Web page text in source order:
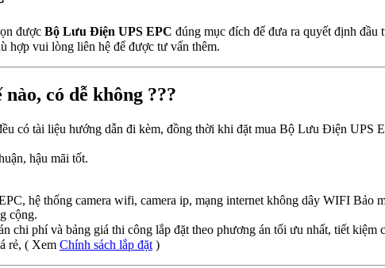
được Bộ Lưu Điện UPS EPC đúng mục đích để đưa ra quyết định đầu
hợp vui lòng liên hệ để được tư vấn thêm.
có dễ không ???
có tài liệu hướng dẫn đi kèm, đồng thời khi đặt mua Bộ Lưu Điện UPS
hậu mãi tốt.
hệ thống camera wifi, camera ip, mạng internet không dây WIFI Bảo
cộng.
chi phí và bảng giá thi công lắp đặt theo phương án tối ưu nhất, tiết kiệm
rẻ, ( Xem Chính sách lắp đặt )